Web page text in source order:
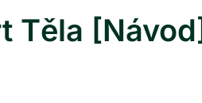
Těla [Návod]